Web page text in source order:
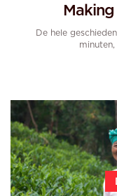
De hele